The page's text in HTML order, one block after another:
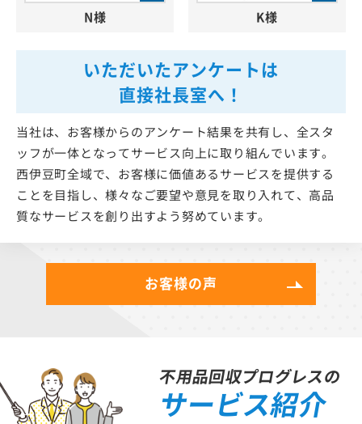
いただいたアンケートは
直接社長室へ！
当社は、お客様からのアンケート結果を共有し、全スタ
ッフが一体となってサービス向上に取り組んでいます。
西伊豆町全域で、お客様に価値あるサービスを提供する
ことを目指し、様々なご要望や意見を取り入れて、高品
質なサービスを創り出すよう努めています。
N様 K様
お客様の声
不用品回収プログレスの
サービス紹介